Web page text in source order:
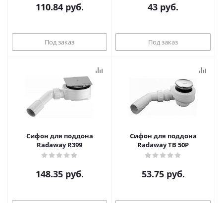
110.84руб.
Под заказ
43 руб.
Под заказ
Сифон для поддона
Radaway R399
148.35руб.
Сифон для поддона
Radaway TB 50P
53.75руб.